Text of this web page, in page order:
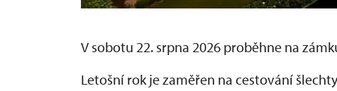
V sobotu 22. srpna 2026 proběhne na
Letošní rok je zaměřen na cestování